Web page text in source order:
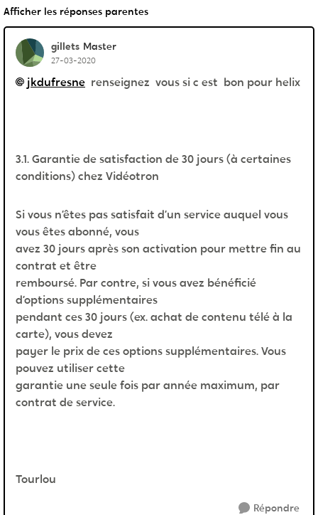
Afficher les réponses parentes
gillets Master
27-03-2020
jkdufresne renseignez vous si c est bon pour helix
3.1. Garantie de satisfaction de 30 jours (à certaines
conditions) chez Vidéotron
Si vous n’êtes pas satisfait d’un service auquel vous
vous êtes abonné, vous
avez 30 jours après son activation pour mettre fin au
contrat et être
remboursé. Par contre, si vous avez bénéficié
d’options supplémentaires
pendant ces 30 jours (ex. achat de contenu télé à la
carte), vous devez
payer le prix de ces options supplémentaires. Vous
pouvez utiliser cette
garantie une seule fois par année maximum, par
contrat de service.
Tourlou
Répondre